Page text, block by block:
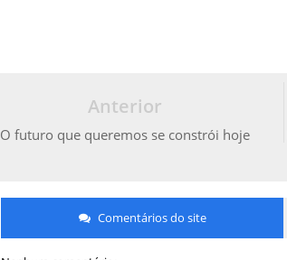
Anterior
O futuro que queremos se constrói hoje
Comentários do site